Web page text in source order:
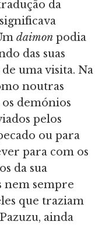
da
daimon podia
das suas
uma visita. Na
noutras
demónios
pelos
ou para
para com os
da sua
nem sempre
que traziam
ainda